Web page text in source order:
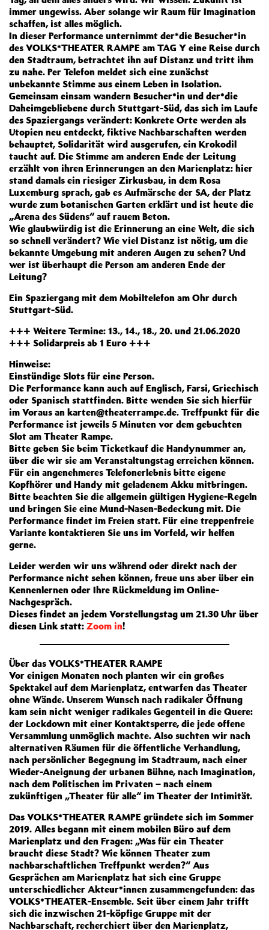
immer ungewiss. Aber solange wir Raum für Imagination
schaffen, ist alles möglich.
In dieser Performance unternimmt der*die Besucher*in
des VOLKS*THEATER RAMPE am TAG Y eine Reise durch
den Stadtraum, betrachtet ihn auf Distanz und tritt ihm
zu nahe. Per Telefon meldet sich eine zunächst
unbekannte Stimme aus einem Leben in Isolation.
Gemeinsam einsam wandern Besucher*in und der*die
Daheimgebliebene durch Stuttgart-Süd, das sich im Laufe
des Spaziergangs verändert: Konkrete Orte werden als
Utopien neu entdeckt, fiktive Nachbarschaften werden
behauptet, Solidarität wird ausgerufen, ein Krokodil
taucht auf. Die Stimme am anderen Ende der Leitung
erzählt von ihren Erinnerungen an den Marienplatz: hier
stand damals ein riesiger Zirkusbau, in dem Rosa
Luxemburg sprach, gab es Aufmärsche der SA, der Platz
wurde zum botanischen Garten erklärt und ist heute die
„Arena des Südens“ auf rauem Beton.
Wie glaubwürdig ist die Erinnerung an eine Welt, die sich
so schnell verändert? Wie viel Distanz ist nötig, um die
bekannte Umgebung mit anderen Augen zu sehen? Und
wer ist überhaupt die Person am anderen Ende der
Leitung?
Ein Spaziergang mit dem Mobiltelefon am Ohr durch
Stuttgart-Süd.
+++ Weitere Termine: 13., 14., 18., 20. und 21.06.2020
+++ Solidarpreis ab 1 Euro +++
Hinweise:
Einstündige Slots für eine Person.
Die Performance kann auch auf Englisch, Farsi, Griechisch
oder Spanisch stattfinden. Bitte wenden Sie sich hierfür
im Voraus an karten@theaterrampe.de. Treffpunkt für die
Performance ist jeweils 5 Minuten vor dem gebuchten
Slot am Theater Rampe.
Bitte geben Sie beim Ticketkauf die Handynummer an,
über die wir sie am Veranstaltungstag erreichen können.
Für ein angenehmeres Telefonerlebnis bitte eigene
Kopfhörer und Handy mit geladenem Akku mitbringen.
Bitte beachten Sie die allgemein gültigen Hygiene-Regeln
und bringen Sie eine Mund-Nasen-Bedeckung mit. Die
Performance findet im Freien statt. Für eine treppenfreie
Variante kontaktieren Sie uns im Vorfeld, wir helfen
gerne.
Leider werden wir uns während oder direkt nach der
Performance nicht sehen können, freue uns aber über ein
Kennenlernen oder Ihre Rückmeldung im Online-
Nachgespräch.
Dieses findet an jedem Vorstellungstag um 21.30 Uhr über
diesen Link statt: Zoom in!
Über das VOLKS*THEATER RAMPE
Vor einigen Monaten noch planten wir ein großes
Spektakel auf dem Marienplatz, entwarfen das Theater
ohne Wände. Unserem Wunsch nach radikaler Öffnung
kam sein nicht weniger radikales Gegenteil in die Quere:
der Lockdown mit einer Kontaktsperre, die jede offene
Versammlung unmöglich machte. Also suchten wir nach
alternativen Räumen für die öffentliche Verhandlung,
nach persönlicher Begegnung im Stadtraum, nach einer
Wieder-Aneignung der urbanen Bühne, nach Imagination,
nach dem Politischen im Privaten – nach einem
zukünftigen „Theater für alle“ im Theater der Intimität.
Das VOLKS*THEATER RAMPE gründete sich im Sommer
2019. Alles begann mit einem mobilen Büro auf dem
Marienplatz und den Fragen: „Was für ein Theater
braucht diese Stadt? Wie können Theater zum
nachbarschaftlichen Treffpunkt werden?“ Aus
Gesprächen am Marienplatz hat sich eine Gruppe
unterschiedlicher Akteur*innen zusammengefunden: das
VOLKS*THEATER-Ensemble. Seit über einem Jahr trifft
sich die inzwischen 21-köpfige Gruppe mit der
Nachbarschaft, recherchiert über den Marienplatz,